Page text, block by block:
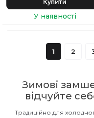
Купити
1 2
Зимові
відчуйте
Традиційно для